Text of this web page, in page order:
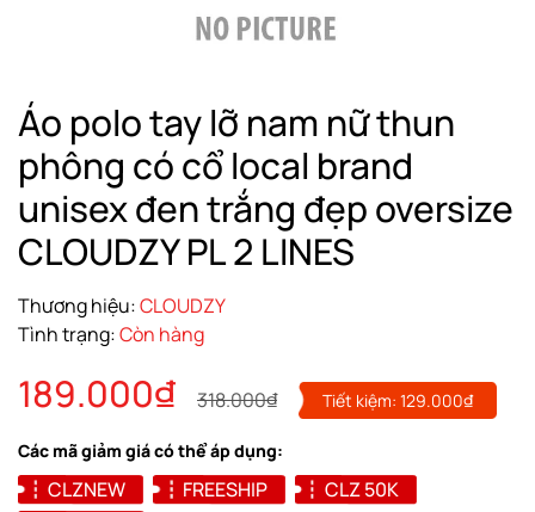
Áo polo tay lỡ nam nữ thun
phông có cổ local brand
unisex đen trắng đẹp oversize
CLOUDZY PL 2 LINES
Thương hiệu:CLOUDZY
Tình trạng:Còn hàng
189.000₫ 318.000₫ Tiết kiệm: 129.000₫
Các mã giảm giá có thể áp dụng:
CLZNEW FREESHIP
CLZ 50K